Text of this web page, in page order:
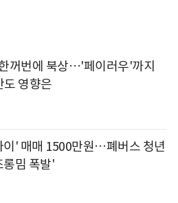
꺼번에 북상…'페이러우'까지
도 영향은
이' 매매 1500만원…폐버스 청년
롱밈 폭발'